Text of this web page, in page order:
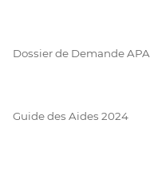
Dossier de Demande APA
Guide des Aides 2024